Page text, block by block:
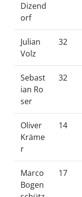
Dizend
orf
Julian
Volz
32
Sebast
ian Ro
ser
32
Oliver
Kräme
r
14
Marco
Bogen
17